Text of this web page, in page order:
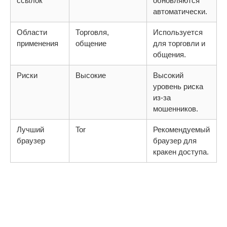
автоматически.
Области
применения
Торговля,
общение
Используется
для торговли и
общения.
Риски Высокие
Высокий
уровень риска
из-за
мошенников.
Лучший
браузер
Tor
Рекомендуемый
браузер для
кракен доступа.